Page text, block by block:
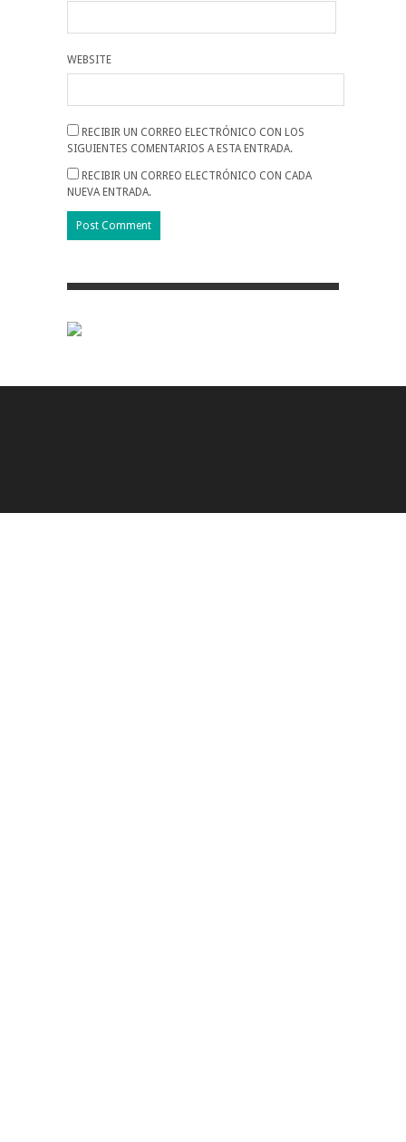
WEBSITE
RECIBIR UN CORREO ELECTRÓNICO CON LOS
SIGUIENTES COMENTARIOS A ESTA ENTRADA.
RECIBIR UN CORREO ELECTRÓNICO CON CADA
NUEVA ENTRADA.